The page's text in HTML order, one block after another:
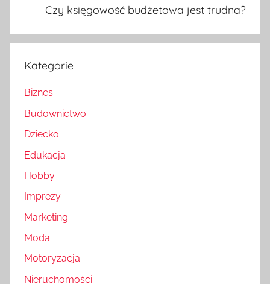
Czy księgowość budżetowa jest trudna?
Kategorie
Biznes
Budownictwo
Dziecko
Edukacja
Hobby
Imprezy
Marketing
Moda
Motoryzacja
Nieruchomości